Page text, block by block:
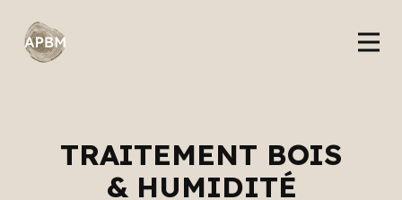
TRAITEMENT BOIS
& HUMIDITÉ